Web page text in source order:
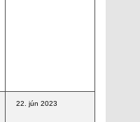
22. jún 2023